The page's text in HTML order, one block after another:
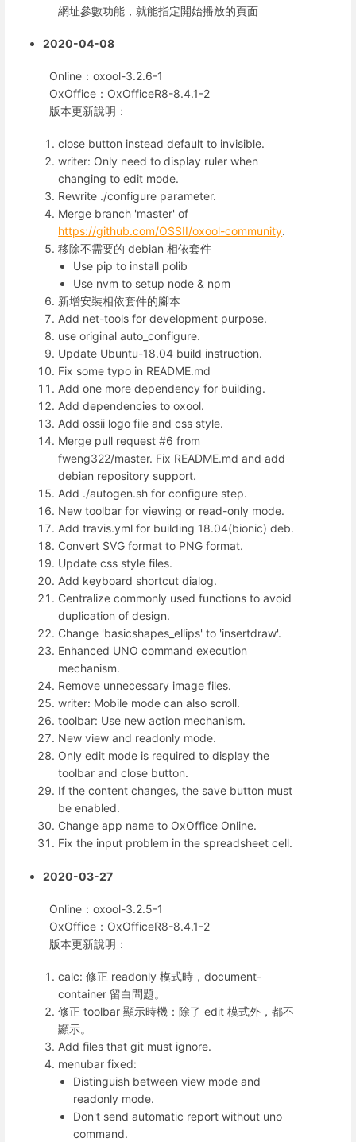
網址參數功能，就能指定開始播放的頁面
2020-04-08
Online：oxool-3.2.6-1
OxOffice：OxOfficeR8-8.4.1-2
版本更新說明：
close button instead default to invisible.
writer: Only need to display ruler when
changing to edit mode.
Rewrite ./configure parameter.
Merge branch 'master' of
https://github.com/OSSII/oxool-community.
移除不需要的 debian 相依套件
Use pip to install polib
Use nvm to setup node & npm
新增安裝相依套件的腳本
Add net-tools for development purpose.
use original auto_configure.
Update Ubuntu-18.04 build instruction.
Fix some typo in README.md
Add one more dependency for building.
Add dependencies to oxool.
Add ossii logo file and css style.
Merge pull request #6 from
fweng322/master. Fix README.md and add
debian repository support.
Add ./autogen.sh for configure step.
New toolbar for viewing or read-only mode.
Add travis.yml for building 18.04(bionic) deb.
Convert SVG format to PNG format.
Update css style files.
Add keyboard shortcut dialog.
Centralize commonly used functions to avoid
duplication of design.
Change 'basicshapes_ellips' to 'insertdraw'.
Enhanced UNO command execution
mechanism.
Remove unnecessary image files.
writer: Mobile mode can also scroll.
toolbar: Use new action mechanism.
New view and readonly mode.
Only edit mode is required to display the
toolbar and close button.
If the content changes, the save button must
be enabled.
Change app name to OxOffice Online.
Fix the input problem in the spreadsheet cell.
2020-03-27
Online：oxool-3.2.5-1
OxOffice：OxOfficeR8-8.4.1-2
版本更新說明：
calc: 修正 readonly 模式時，document-
container 留白問題。
修正 toolbar 顯示時機：除了 edit 模式外，都不
顯示。
Add files that git must ignore.
menubar fixed:
Distinguish between view mode and
readonly mode.
Don't send automatic report without uno
command.